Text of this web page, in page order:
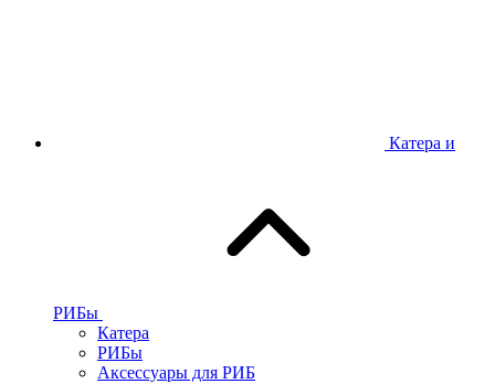
Катера и
РИБы
Катера
РИБы
Аксессуары для РИБ